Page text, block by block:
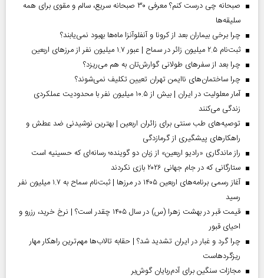
صبحانه چی درست کنم؟ معرفی ۳۰ صبحانه سریع، سالم و مقوی برای همه
سلیقه‌ها
چرا برخی بیماران بعد از کرونا و آنفلوآنزا ماه‌ها بهبود نمی‌یابند؟
ثبت‌نام ۲.۵ میلیون زائر در سماح | عبور ۱.۷ میلیون نفر از مرز‌های اربعین
چرا بعد از سفرهای طولانی گوارش‌تان به هم می‌ریزد؟
چرا ساختمان‌های ناایمن تهران تعیین تکلیف نمی‌شوند؟
آمار معلولیت در ایران | بیش از ۱۰.۵ میلیون نفر با محدودیت عملکردی
زندگی می‌کنند
توصیه‌های طب سنتی برای زائران اربعین | بهترین نوشیدنی ضد عطش و
راهکارهای پیشگیری از گرمازدگی
راز ماندگاری «رادیو اربعین» از زبان دو گوینده؛ رسانه‌ای که حسینیه است
ستارگانی که در جام جهانی ۲۰۲۶ بازی نکردند
آغاز رسمی برنامه‌های اربعین ۱۴۰۵ در مرز‌ها | ثبت‌نام سماح به ۱.۷ میلیون نفر
رسید
قیمت قبر در بهشت زهرا (س) در سال ۱۴۰۵ چقدر است؟ | نرخ خرید، رزرو و
احیای قبور
چرا گرد و غبار در ایران تشدید شد؟ | حقابه تالاب‌ها مهم‌ترین راهکار مهار
ریزگردهاست
مجازات سنگین برای آدم‌ربایان گوش‌بر